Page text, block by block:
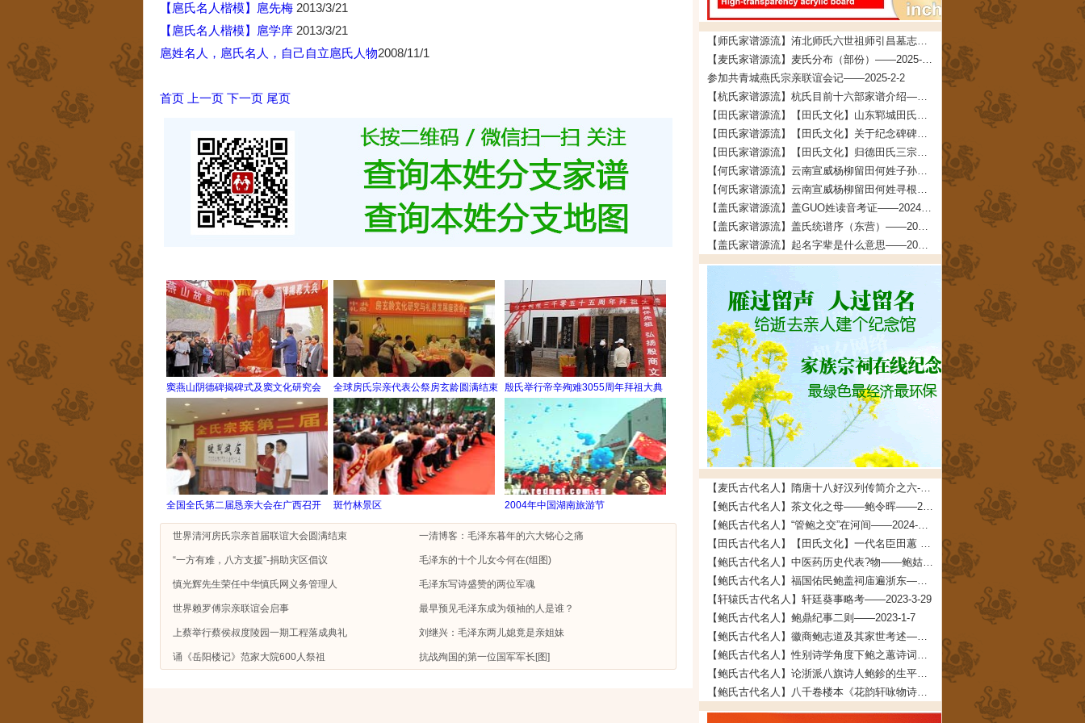
【师氏家谱源流】洧北师氏六世祖师引昌墓志铭——2026-4-5
【麦氏家谱源流】麦氏分布（部份）——2025-3-5
参加共青城燕氏宗亲联谊会记——2025-2-2
【杭氏家谱源流】杭氏目前十六部家谱介绍——2024-5-22
【田氏家谱源流】【田氏文化】山东郓城田氏——2024-5-18
【田氏家谱源流】【田氏文化】关于纪念碑碑文的说明——2024-4-13
【田氏家谱源流】【田氏文化】归德田氏三宗支：“三田一家”的考证依据及考证过程——2024-4-4
【何氏家谱源流】云南宣威杨柳留田何姓子孙寻根启示——2024-3-6
【何氏家谱源流】云南宣威杨柳留田何姓寻根启示——2024-3-6
【盖氏家谱源流】盖GUO姓读音考证——2024-2-26
【盖氏家谱源流】盖氏统谱序（东营）——2024-2-7
【盖氏家谱源流】起名字辈是什么意思——2024-2-6
【麦氏古代名人】隋唐十八好汉列传简介之六--麦氏始祖铁杖公——2025-5-23
【鲍氏古代名人】茶文化之母——鲍令晖——2024-2-5
【鲍氏古代名人】“管鲍之交”在河间——2024-1-14
【田氏古代名人】【田氏文化】一代名臣田蕙 文/田福宏——2023-8-26
【鲍氏古代名人】中医药历史代表?物——鲍姑——2023-7-16
【鲍氏古代名人】福国佑民鲍盖祠庙遍浙东——2023-7-16
【轩辕氏古代名人】轩廷葵事略考——2023-3-29
【鲍氏古代名人】鲍鼎纪事二则——2023-1-7
【鲍氏古代名人】徽商鲍志道及其家世考述——2023-1-7
【鲍氏古代名人】性别诗学角度下鲍之蕙诗词创作研究——2022-12-25
【鲍氏古代名人】论浙派八旗诗人鲍鉁的生平、创作与交游——2022-12-25
【鲍氏古代名人】八千卷楼本《花韵轩咏物诗存》的文献及文学价值兼及鲍廷博诗词辑佚——2022-12-25
【扈氏名人楷模】扈先梅 2013/3/21
【扈氏名人楷模】扈学庠 2013/3/21
扈姓名人，扈氏名人，自己自立扈氏人物2008/11/1
首页 上一页 下一页 尾页
窦燕山阴德碑揭碑式及窦文化研究会 全球房氏宗亲代表公祭房玄龄圆满结束 殷氏举行帝辛殉难3055周年拜祖大典
全国全氏第二届恳亲大会在广西召开 斑竹林景区 2004年中国湖南旅游节
世界清河房氏宗亲首届联谊大会圆满结束 一清博客：毛泽东暮年的六大铭心之痛
“一方有难，八方支援”-捐助灾区倡议 毛泽东的十个儿女今何在(组图)
慎光辉先生荣任中华慎氏网义务管理人 毛泽东写诗盛赞的两位军魂
世界赖罗傅宗亲联谊会启事 最早预见毛泽东成为领袖的人是谁？
上蔡举行蔡侯叔度陵园一期工程落成典礼 刘继兴：毛泽东两儿媳竟是亲姐妹
诵《岳阳楼记》范家大院600人祭祖 抗战殉国的第一位国军军长[图]